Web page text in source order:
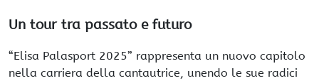
Un tour tra passato e futuro
“Elisa Palasport 2025” rappresenta un nuovo capitolo
nella carriera della cantautrice, unendo le sue radici